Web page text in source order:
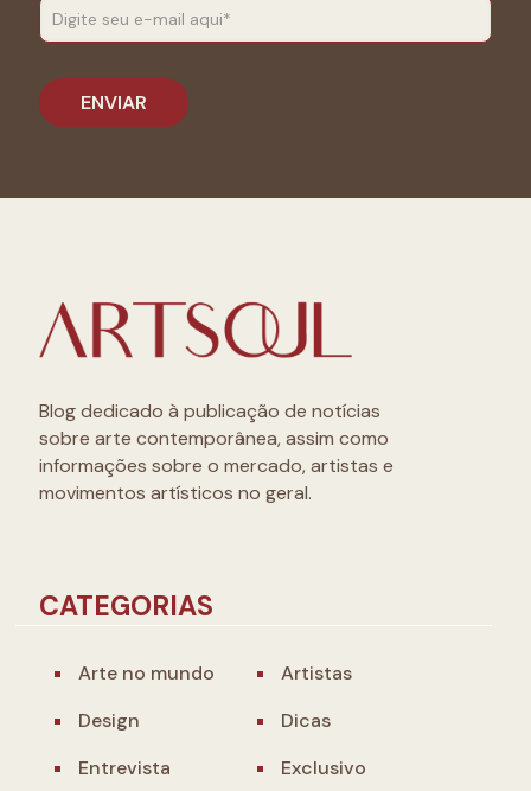
Blog dedicado à publicação de notícias
sobre arte contemporânea, assim como
informações sobre o mercado, artistas e
movimentos artísticos no geral.
CATEGORIAS
Arte no mundo
Artistas
Design
Dicas
Entrevista
Exclusivo